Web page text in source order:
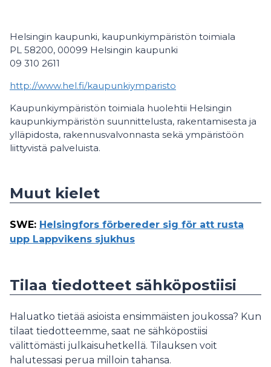
Helsingin kaupunki, kaupunkiympäristön toimiala
PL 58200, 00099 Helsingin kaupunki
09 310 2611
http://www.hel.fi/kaupunkiymparisto
Kaupunkiympäristön toimiala huolehtii Helsingin
kaupunkiympäristön suunnittelusta, rakentamisesta ja
ylläpidosta, rakennusvalvonnasta sekä ympäristöön
liittyvistä palveluista.
Muut kielet
SWE: Helsingfors förbereder sig för att rusta
upp Lappvikens sjukhus
Tilaa tiedotteet sähköpostiisi
Haluatko tietää asioista ensimmäisten joukossa? Kun
tilaat tiedotteemme, saat ne sähköpostiisi
välittömästi julkaisuhetkellä. Tilauksen voit
halutessasi perua milloin tahansa.